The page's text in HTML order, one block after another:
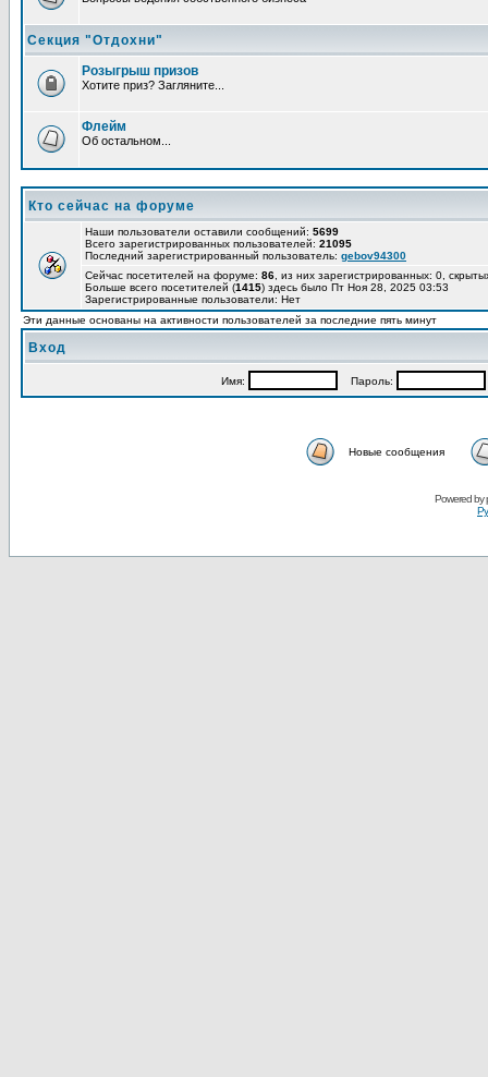
Секция "Отдохни"
Розыгрыш призов
Хотите приз? Загляните...
Флейм
Об остальном...
Кто сейчас на форуме
Наши пользователи оставили сообщений: 5699
Всего зарегистрированных пользователей: 21095
Последний зарегистрированный пользователь: gebov94300
Сейчас посетителей на форуме: 86 , из них зарегистрированных: 0,
Больше всего посетителей (1415) здесь было Пт Ноя 28, 2025 03:53
Зарегистрированные пользователи: Нет
Эти данные основаны на активности пользователей за последние пять минут
Вход
Имя: Пароль:
Новые сообщения
Powered by